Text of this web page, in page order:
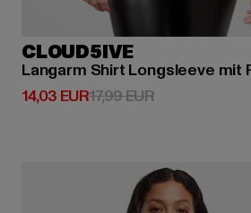
CLOUD5IVE
14,03 EUR
Derzeitiger Preis: 14,03 EUR
17,99 EURAktionspreis: